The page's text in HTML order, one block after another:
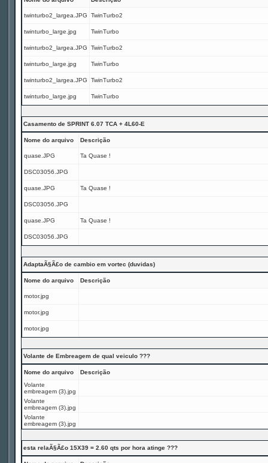
twinturbo2_largea.JPG TwinTurbo2
twinturbo_large.jpg TwinTurbo
twinturbo2_largea.JPG TwinTurbo2
twinturbo_large.jpg TwinTurbo
twinturbo2_largea.JPG TwinTurbo2
twinturbo_large.jpg TwinTurbo
Casamento de SPRINT 6.07 TCA + 4L60-E
Nome do arquivo Descrição
quase.JPG Ta Quase !
DSC03056.JPG
quase.JPG Ta Quase !
DSC03056.JPG
quase.JPG Ta Quase !
DSC03056.JPG
AdaptaÃ§Ã£o de cambio em vortec (duvidas)
Nome do arquivo Descrição
motor.jpg
motor.jpg
motor.jpg
Volante de Embreagem de qual veiculo ???
Nome do arquivo
Descrição
Volante
embreagem (3).jpg
Volante
embreagem (3).jpg
Volante
embreagem (3).jpg
esta relaÃ§Ã£o 15X39 = 2.60 qts por hora atinge ???